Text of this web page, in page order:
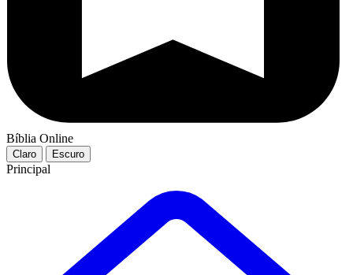
Bíblia Online
Claro Escuro
Principal